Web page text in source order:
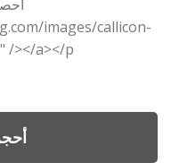
images/callicon-
></a></p>